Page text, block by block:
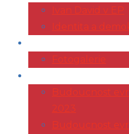
Ivan David v EP
Identita a
Fotogalerie
Budoucnost
2023
Budoucnost